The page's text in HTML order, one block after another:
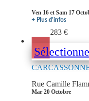
Ven 16 et Sam 17
+ Plus d'infos
283 €
Rue Camille
Mar 20 Octobre